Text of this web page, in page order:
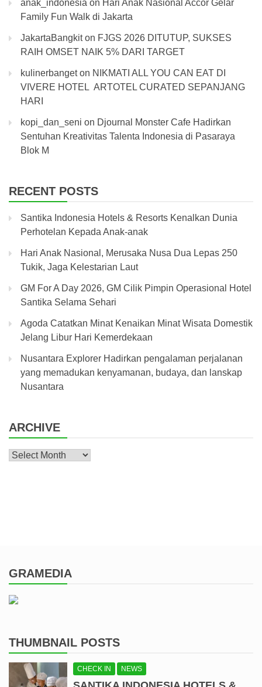
anak_indonesia on Hari Anak Nasional Accor Gelar
Family Fun Walk di Jakarta
JakartaBangkiton FJGS 2026 DITUTUP, SUKSES
RAIH OMSET NAIK 5% DARI TARGET
kulinerbangeton NIKMATI ALL YOU CAN EAT DI
VIVERE HOTEL ARTOTEL CURATED SEPANJANG
HARI
kopi_dan_seni on Djournal Monster Cafe Hadirkan
Sentuhan Kreativitas Talenta Indonesia di Pasaraya
Blok M
RECENT POSTS
Santika Indonesia Hotels & Resorts Kenalkan Dunia
Perhotelan Kepada Anak-anak
Hari Anak Nasional, Merusaka Nusa Dua Lepas 250
Tukik, Jaga Kelestarian Laut
GM For A Day 2026, GM Cilik Pimpin Operasional Hotel
Santika Selama Sehari
Agoda Catatkan Minat Kenaikan Minat Wisata Domestik
Jelang Libur Hari Kemerdekaan
Nusantara Explorer Hadirkan pengalaman perjalanan
yang memadukan kenyamanan, budaya, dan lanskap
Nusantara
ARCHIVE
Archive
GRAMEDIA
THUMBNAIL POSTS
CHECK IN NEWS